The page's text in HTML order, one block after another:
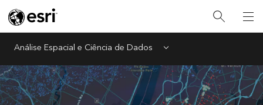
Análise Espacial e Ciência de Dados Menu